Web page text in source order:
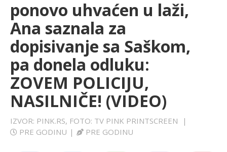
TV
SPORT
LIFESTYLE
EXTRA
ponovo uhvaćen u laži,
Ana saznala za
dopisivanje sa Saškom,
pa donela odluku:
ZOVEM POLICIJU,
NASILNIČE! (VIDEO)
IZVOR: PINK.RS, FOTO: TV PINK PRINTSCREEN
|
PRE GODINU | PRE GODINU